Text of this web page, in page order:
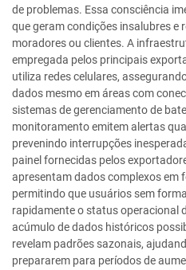
de problemas. Essa consciência
que geram condições insalubres e
moradores ou clientes. A
empregada pelos principais
utiliza redes celulares,
dados mesmo em áreas com
sistemas de gerenciamento de
monitoramento emitem alertas
prevenindo interrupções
painel fornecidas pelos
apresentam dados complexos em
permitindo que usuários sem
rapidamente o status operacional
acúmulo de dados históricos
revelam padrões sazonais,
prepararem para períodos de